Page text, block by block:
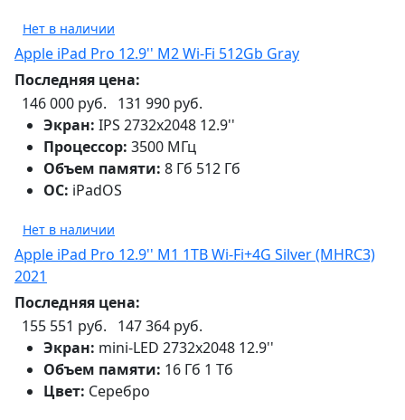
Нет в наличии
Apple iPad Pro 12.9'' M2 Wi-Fi 512Gb Gray
Последняя цена:
146 000 руб.
131 990 руб.
Экран: IPS 2732x2048 12.9''
Процессор: 3500 МГц
Объем памяти: 8 Гб 512 Гб
ОС: iPadOS
Нет в наличии
Apple iPad Pro 12.9'' M1 1TB Wi-Fi+4G Silver (MHRC3)
2021
Последняя цена:
155 551 руб.
147 364 руб.
Экран: mini-LED 2732x2048 12.9''
Объем памяти: 16 Гб 1 Тб
Цвет: Серебро